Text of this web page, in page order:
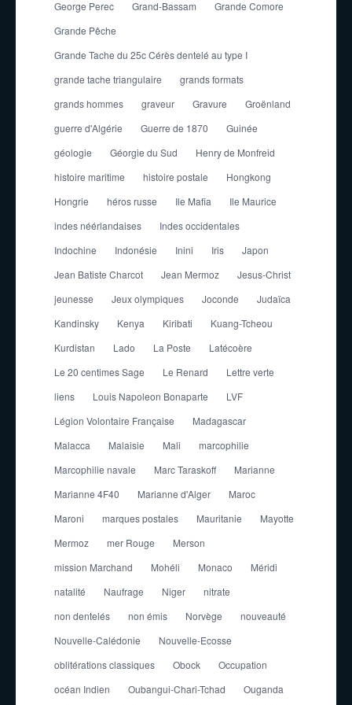
George Perec Grand-Bassam
Grande Comore
Grande Pêche
Grande Tache du 25c Cérès dentelé au type I
grande tache triangulaire
grands formats
grands hommes
graveur Gravure
Groënland
guerre d'Algérie
Guerre de 1870
Guinée
géologie
Géorgie du Sud
Henry de Monfreid
histoire maritime
histoire postale
Hongkong
Hongrie
héros russe Ile Mafia
Ile Maurice
indes néérlandaises
Indes occidentales
Indochine
Indonésie Inini Iris
Japon
Jean Batiste Charcot
Jean Mermoz
Jesus-Christ
jeunesse
Jeux olympiques Joconde
Judaïca
Kandinsky
Kenya Kiribati
Kuang-Tcheou
Kurdistan
Lado La Poste
Latécoère
Le 20 centimes Sage
Le Renard
Lettre verte
liens
Louis Napoleon Bonaparte
LVF
Légion Volontaire Française
Madagascar
Malacca
Malaisie Mali
marcophilie
Marcophilie navale
Marc Taraskoff
Marianne
Marianne 4F40
Marianne d'Alger
Maroc
Maroni
marques postales Mauritanie
Mayotte
Mermoz
mer Rouge
Merson
mission Marchand
Mohéli Monaco
Méridi
natalité
Naufrage Niger
nitrate
non dentelés
non émis Norvège
nouveauté
Nouvelle-Calédonie
Nouvelle-Ecosse
oblitérations classiques
Obock
Occupation
océan Indien
Oubangui-Chari-Tchad
Ouganda